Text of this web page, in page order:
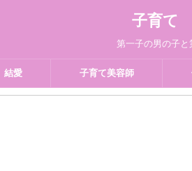
子育て
第一子の男の子
愛 子育て美容師